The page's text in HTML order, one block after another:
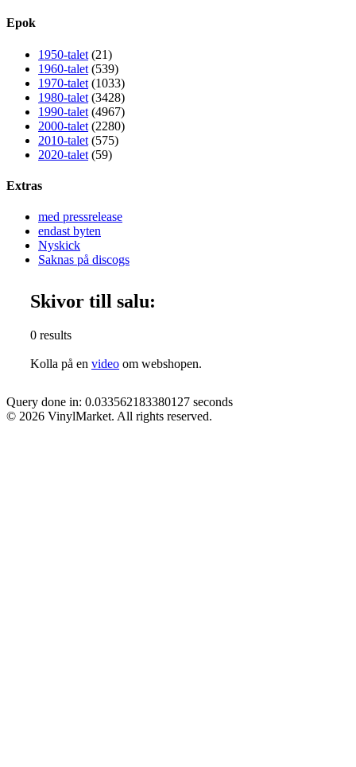
Epok
1950-talet (21)
1960-talet (539)
1970-talet (1033)
1980-talet (3428)
1990-talet (4967)
2000-talet (2280)
2010-talet (575)
2020-talet (59)
Extras
med pressrelease
endast byten
Nyskick
Saknas på discogs
Skivor till salu:
0 results
Kolla på en video om webshopen.
Query done in: 0.033562183380127 seconds
© 2026 VinylMarket. All rights reserved.